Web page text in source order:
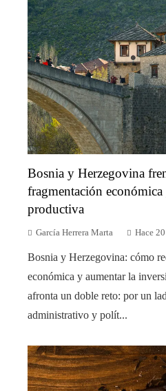
Bosnia y Herzegovina
fragmentación
productiva
García Herrera Marta Hace
Bosnia y Herzegovina: cómo
económica y aumentar la
afronta un doble reto: por un
administrativo y polít...